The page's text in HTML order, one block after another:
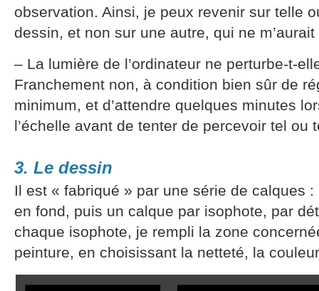
observation. Ainsi, je peux revenir sur telle
dessin, et non sur une autre, qui ne
– La lumière de l’ordinateur ne perturbe-t-
Franchement non, à condition bien sûr de
minimum, et d’attendre quelques minutes
l’échelle avant de tenter de percevoir tel ou
3. Le dessin
Il est « fabriqué » par une série de calques :
en fond, puis un calque par isophote, par
chaque isophote, je rempli la zone
peinture, en choisissant la netteté, la